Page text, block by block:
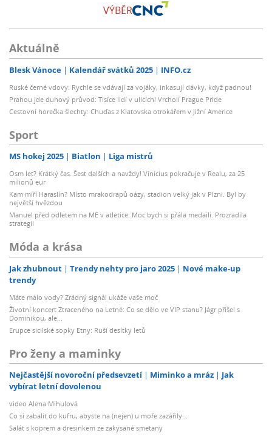
VÝBĚR
Aktuálně
Blesk Vánoce Kalendář svátků 2025 INFO.cz
Ruské černé vdovy: Rychle se vdávají za vojáky, inkasují dávky, když padnou!
Prahou jde duhový průvod: Tisíce lidí v ulicích! Vrcholí Prague Pride
Cestovní horečka šlechty: Chuďas z Klatovska otrokářem v Jižní Americe
Sport
MS hokej 2025 Biatlon Liga mistrů
Osm let? Krátký čas. Šest dalších a navždy! Vinícius pokračuje v Realu, za 25
milionů eur
Kam míří Haraslín? Místo mrakodrapů oázy, stadion velký jak v Plzni. Byl by
největší hvězdou
Manuel před odletem na ME v atletice: Moc bych si přála medaili. Prozradila
strategii
Móda a krása
Jak zhubnout Trendy nehty pro jaro 2025
Nové make-up
trendy
Máte málo vody? Zrádný signál ukáže vaše moč
Životní koncert Ztraceného na Letné: Co se dělo ve VIP stanu? Jágr přišel s
Dominikou, ale...
Erupce sicilské sopky Etny: Ruší desítky letů
Pro ženy a maminky
Nejčastější novoroční předsevzetí Miminko a mráz
Jak
vybírat letní dovolenou
video Alena Mihulová
Co si zabalit do kufru, abyste na (nejen) u moře zazářily...
Salát s koprem a dresinkem ze zakysané smetany